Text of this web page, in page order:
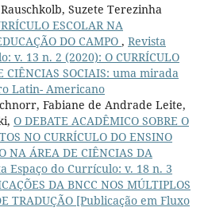
Suzete Terezinha
ESCOLAR NA
DO CAMPO , Revista
v. 13 n. 2 (2020): O CURRÍCULO
CIÊNCIAS SOCIAIS: uma mirada
Latin- Americano
Fabiane de Andrade Leite,
O DEBATE ACADÊMICO SOBRE O
NO CURRÍCULO DO ENSINO
NA ÁREA DE CIÊNCIAS DA
Espaço do Currículo: v. 18 n. 3
DA BNCC NOS MÚLTIPLOS
TRADUÇÃO [Publicação em Fluxo